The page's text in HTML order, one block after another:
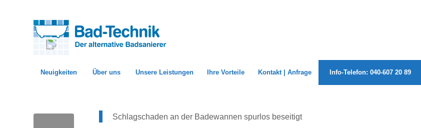
Neuigkeiten Über uns Unsere Leistungen Ihre Vorteile Kontakt | Anfrage Info-Telefon: 040-607 20 89
Schlagschaden an der Badewannen spurlos beseitigt